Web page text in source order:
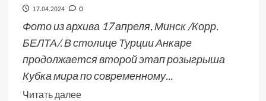
17.04.2024 0
Фото из архива 17 апреля, Минск /Корр.
БЕЛТА/. В столице Турции Анкаре
продолжается второй этап розыгрыша
Кубка мира по современному...
Читать далее